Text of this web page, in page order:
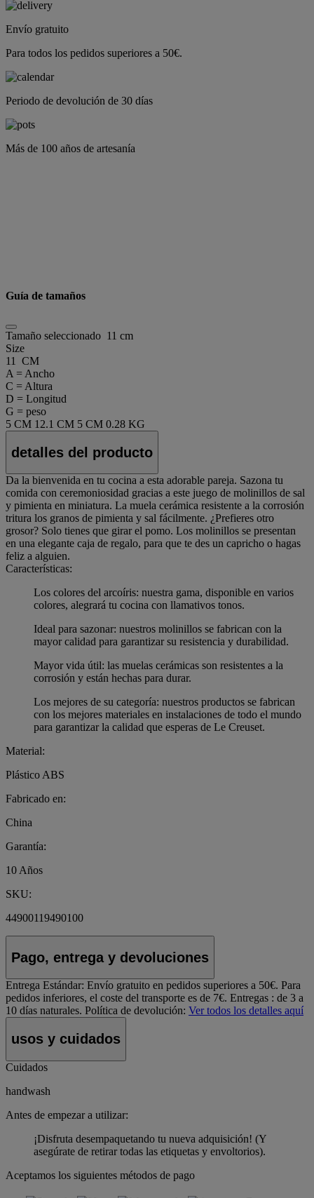
Envío gratuito
Para todos los pedidos superiores a 50€.
Periodo de devolución de 30 días
Más de 100 años de artesanía
Guía de tamaños
Tamaño seleccionado 11 cm
Size
11 CM
A = Ancho
C = Altura
D = Longitud
G = peso
5 CM 12.1 CM 5 CM 0.28 KG
detalles del producto
Da la bienvenida en tu cocina a esta adorable pareja. Sazona tu
comida con ceremoniosidad gracias a este juego de molinillos de sal
y pimienta en miniatura. La muela cerámica resistente a la corrosión
tritura los granos de pimienta y sal fácilmente. ¿Prefieres otro
grosor? Solo tienes que girar el pomo. Los molinillos se presentan
en una elegante caja de regalo, para que te des un capricho o hagas
feliz a alguien.
Características:
Los colores del arcoíris: nuestra gama, disponible en varios
colores, alegrará tu cocina con llamativos tonos.
Ideal para sazonar: nuestros molinillos se fabrican con la
mayor calidad para garantizar su resistencia y durabilidad.
Mayor vida útil: las muelas cerámicas son resistentes a la
corrosión y están hechas para durar.
Los mejores de su categoría: nuestros productos se fabrican
con los mejores materiales en instalaciones de todo el mundo
para garantizar la calidad que esperas de Le Creuset.
Material:
Plástico ABS
Fabricado en:
China
Garantía:
10 Años
SKU:
44900119490100
Pago, entrega y devoluciones
Entrega Estándar: Envío gratuito en pedidos superiores a 50€. Para
pedidos inferiores, el coste del transporte es de 7€. Entregas : de 3 a
10 días naturales. Política de devolución: Ver todos los detalles aquí
usos y cuidados
Cuidados
handwash
Antes de empezar a utilizar:
¡Disfruta desempaquetando tu nueva adquisición! (Y
asegúrate de retirar todas las etiquetas y envoltorios).
Aceptamos los siguientes métodos de pago